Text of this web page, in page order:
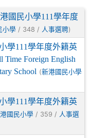
國民小學111學年度
小學 / 348 / 人事選聘)
學111學年度外籍英
Foreign English
School (新港國民小學
學111學年度外籍英
國民小學 / 359 / 人事選